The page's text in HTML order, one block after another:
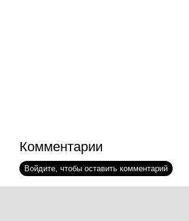
Комментарии
Войдите, чтобы оставить комментарий